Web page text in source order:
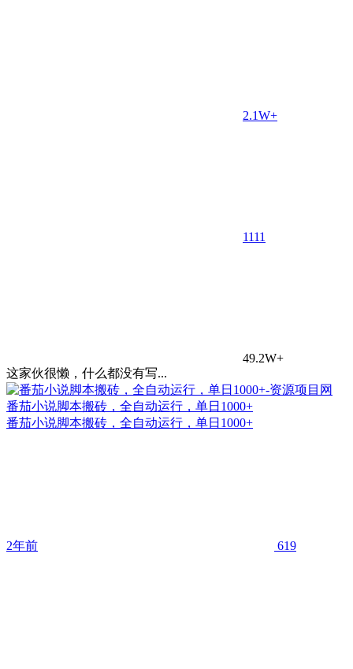
2.1W+
1111
49.2W+
这家伙很懒，什么都没有写...
番茄小说脚本搬砖，全自动运行，单日1000+
番茄小说脚本搬砖，全自动运行，单日1000+
2年前 619